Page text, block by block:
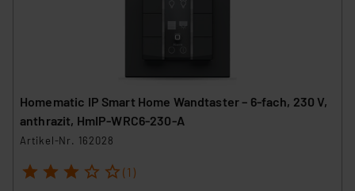
Homematic IP Smart Home Wandtaster – 6-fach, 230 V,
anthrazit, HmIP-WRC6-230-A
Artikel-Nr. 162028
1 2 3 4 5 (1)